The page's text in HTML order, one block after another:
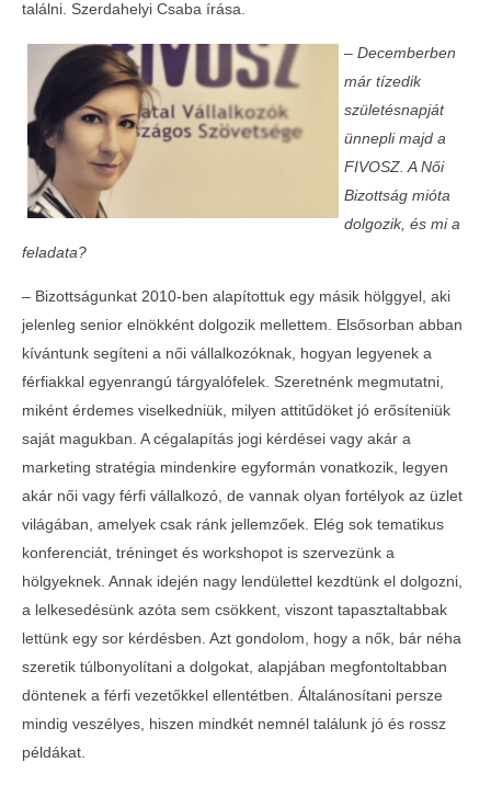
MOST NÉZED
Inotay Petra: Idén a családi vállalkozásokat
állítjuk a középpontba
2017-
04-04
Teltházas FIVOSZ Garden Party-t tartottunk
a Continental CityGolf Clubban
2017-
04-04
találni. Szerdahelyi Csaba írása.
– Decemberben
már tízedik
születésnapját
ünnepli majd a
FIVOSZ. A Női
Bizottság mióta
dolgozik, és mi a
feladata?
– Bizottságunkat 2010-ben alapítottuk egy másik hölggyel, aki
jelenleg senior elnökként dolgozik mellettem. Elsősorban abban
kívántunk segíteni a női vállalkozóknak, hogyan legyenek a
férfiakkal egyenrangú tárgyalófelek. Szeretnénk megmutatni,
miként érdemes viselkedniük, milyen attitűdöket jó erősíteniük
saját magukban. A cégalapítás jogi kérdései vagy akár a
marketing stratégia mindenkire egyformán vonatkozik, legyen
akár női vagy férfi vállalkozó, de vannak olyan fortélyok az üzlet
világában, amelyek csak ránk jellemzőek. Elég sok tematikus
konferenciát, tréninget és workshopot is szervezünk a
hölgyeknek. Annak idején nagy lendülettel kezdtünk el dolgozni,
a lelkesedésünk azóta sem csökkent, viszont tapasztaltabbak
lettünk egy sor kérdésben. Azt gondolom, hogy a nők, bár néha
szeretik túlbonyolítani a dolgokat, alapjában megfontoltabban
döntenek a férfi vezetőkkel ellentétben. Általánosítani persze
mindig veszélyes, hiszen mindkét nemnél találunk jó és rossz
példákat.